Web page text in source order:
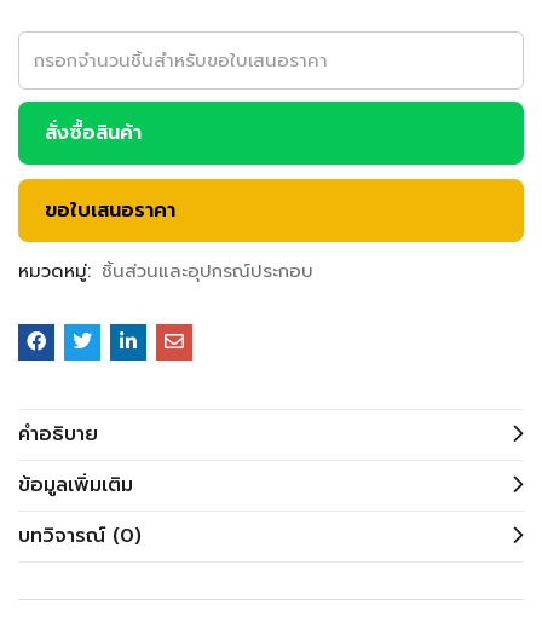
สั่งซื้อสินค้า
ขอใบเสนอราคา
หมวดหมู่: ชิ้นส่วนและอุปกรณ์ประกอบ
คำอธิบาย
ข้อมูลเพิ่มเติม
บทวิจารณ์ (0)